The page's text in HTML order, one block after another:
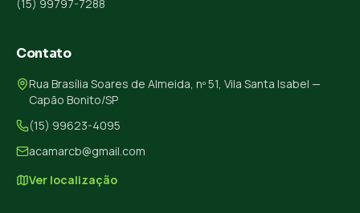
(15) 99797-7288
Contato
Rua Brasília Soares de Almeida, nº 51, Vila Santa Isabel —
Capão Bonito/SP
(15) 99623-4095
acamarcb@gmail.com
Ver localização